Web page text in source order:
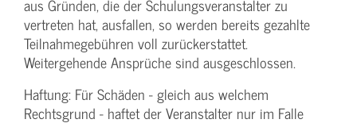
aus Gründen, die der Schulungs­veranstalter zu
vertreten hat, ausfallen, so werden bereits gezahlte
Teilnahme­gebühren voll zurückerstattet.
Weitergehende Ansprüche sind ausgeschlossen.
Haftung: Für Schäden - gleich aus welchem
Rechtsgrund - haftet der Veranstalter nur im Falle